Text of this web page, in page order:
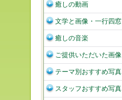
癒しの動画
文学と画像・一行四窓
癒しの音楽
ご提供いただいた画像
テーマ別おすすめ写真
スタッフおすすめ写真